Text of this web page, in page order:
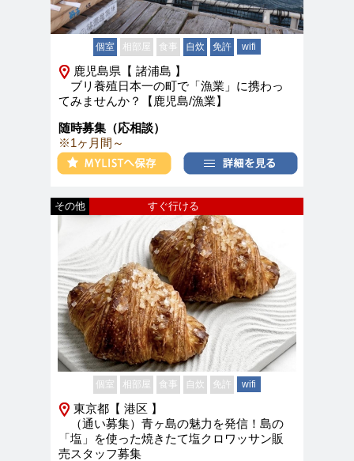
個室 相部屋 食事 自炊 免許 wifi
鹿児島県【 諸浦島 】
ブリ養殖日本一の町で「漁業」に携わっ
てみませんか？【鹿児島/漁業】
随時募集（応相談）
※1ヶ月間～
すぐ行ける
その他
個室 相部屋 食事 自炊 免許 wifi
東京都【 港区 】
（通い募集）青ヶ島の魅力を発信！島の
「塩」を使った焼きたて塩クロワッサン販
売スタッフ募集